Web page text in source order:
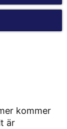
kommer
är